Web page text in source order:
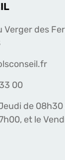
Verger des
00
de 08h30
et le